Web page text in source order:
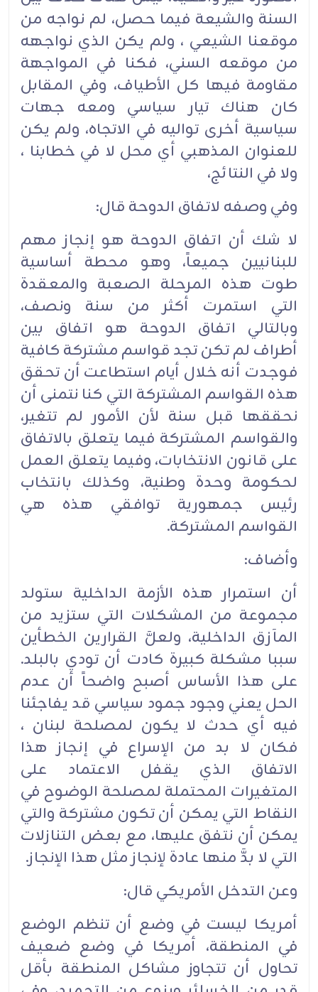
السنة والشيعة فيما حصل، لم نواجه من
موقعنا الشيعي ، ولم يكن الذي نواجهه
من موقعه السني، فكنا في المواجهة
مقاومة فيها كل الأطياف، وفي المقابل
كان هناك تيار سياسي ومعه جهات
سياسية أخرى تواليه في الاتجاه، ولم يكن
للعنوان المذهبي أي محل لا في خطابنا ،
ولا في النتائج،
وفي وصفه لاتفاق الدوحة قال:
لا شك أن اتفاق الدوحة هو إنجاز مهم
للبنانيين جميعاً، وهو محطة أساسية
طوت هذه المرحلة الصعبة والمعقدة
التي استمرت أكثر من سنة ونصف،
وبالتالي اتفاق الدوحة هو اتفاق بين
أطراف لم تكن تجد قواسم مشتركة كافية
فوجدت أنه خلال أيام استطاعت أن تحقق
هذه القواسم المشتركة التي كنا نتمنى أن
نحققها قبل سنة لأن الأمور لم تتغير،
والقواسم المشتركة فيما يتعلق بالاتفاق
على قانون الانتخابات، وفيما يتعلق العمل
لحكومة وحدة وطنية، وكذلك بانتخاب
رئيس جمهورية توافقي هذه هي
القواسم المشتركة.
وأضاف:
أن استمرار هذه الأزمة الداخلية ستولد
مجموعة من المشكلات التي ستزيد من
المآزق الداخلية، ولعلَّ القرارين الخطأين
سببا مشكلة كبيرة كادت أن تودي بالبلد.
على هذا الأساس أصبح واضحاً أن عدم
الحل يعني وجود جمود سياسي قد يفاجئنا
فيه أي حدث لا يكون لمصلحة لبنان ،
فكان لا بد من الإسراع في إنجاز هذا
الاتفاق الذي يقفل الاعتماد على
المتغيرات المحتملة لمصلحة الوضوح في
النقاط التي يمكن أن تكون مشتركة والتي
يمكن أن نتفق عليها، مع بعض التنازلات
التي لا بدَّ منها عادة لإنجاز مثل هذا الإنجاز.
وعن التدخل الأمريكي قال:
أمريكا ليست في وضع أن تنظم الوضع
في المنطقة، أمريكا في وضع ضعيف
تحاول أن تتجاوز مشاكل المنطقة بأقل